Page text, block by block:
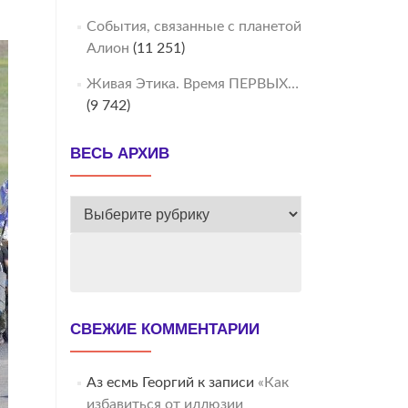
События, связанные с планетой
Алион (11 251)
Живая Этика. Время ПЕРВЫХ…
(9 742)
ВЕСЬ АРХИВ
ВЕСЬ
СВЕЖИЕ КОММЕНТАРИИ
Аз есмь Георгий к записи «Как
избавиться от иллюзии